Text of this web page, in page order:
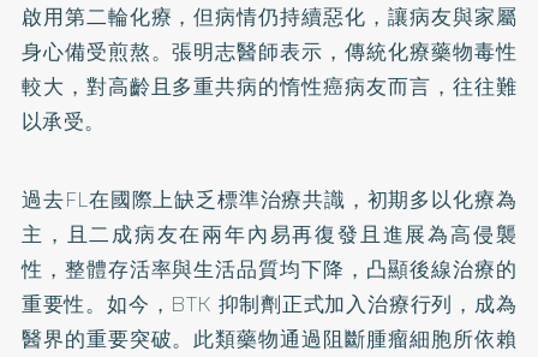
啟用第二輪化療，但病情仍持續惡化，讓病友與家屬
身心備受煎熬。張明志醫師表示，傳統化療藥物毒性
較大，對高齡且多重共病的惰性癌病友而言，往往難
以承受。
過去FL在國際上缺乏標準治療共識，初期多以化療為
主，且二成病友在兩年內易再復發且進展為高侵襲
性，整體存活率與生活品質均下降，凸顯後線治療的
重要性。如今，BTK 抑制劑正式加入治療行列，成為
醫界的重要突破。此類藥物通過阻斷腫瘤細胞所依賴